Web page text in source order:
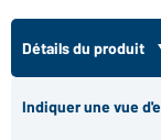
Détails du produit
Indiquer une vue